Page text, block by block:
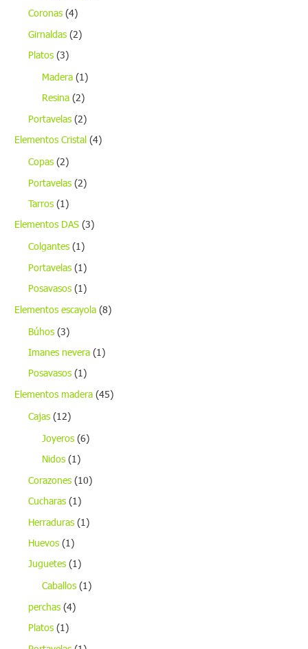
Coronas (4)
Girnaldas (2)
Platos (3)
Madera (1)
Resina (2)
Portavelas (2)
Elementos Cristal (4)
Copas (2)
Portavelas (2)
Tarros (1)
Elementos DAS (3)
Colgantes (1)
Portavelas (1)
Posavasos (1)
Elementos escayola (8)
Búhos (3)
Imanes nevera (1)
Posavasos (1)
Elementos madera (45)
Cajas (12)
Joyeros (6)
Nidos (1)
Corazones (10)
Cucharas (1)
Herraduras (1)
Huevos (1)
Juguetes (1)
Caballos (1)
perchas (4)
Platos (1)